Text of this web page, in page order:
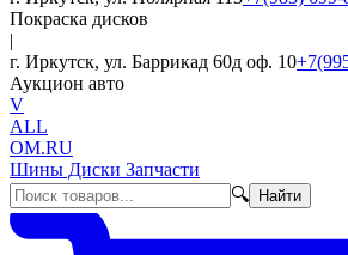
Покраска дисков
|
г. Иркутск, ул. Баррикад 60д оф. 10
Аукцион авто
V
ALL
OM.RU
Шины Диски Запчасти
🔍
Найти